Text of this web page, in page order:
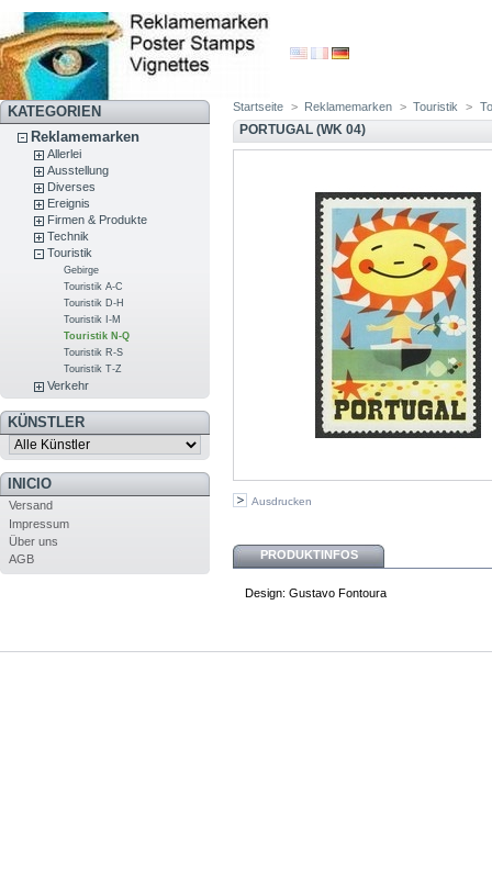
KATEGORIEN
Reklamemarken
Allerlei
Ausstellung
Diverses
Ereignis
Firmen & Produkte
Technik
Touristik
Gebirge
Touristik A-C
Touristik D-H
Touristik I-M
Touristik N-Q
Touristik R-S
Touristik T-Z
Verkehr
KÜNSTLER
INICIO
Versand
Impressum
Über uns
AGB
Startseite > Reklamemarken > Touristik >
PORTUGAL (WK 04)
Ausdrucken
PRODUKTINFOS
Design: Gustavo Fontoura